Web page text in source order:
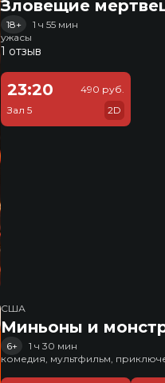
Зловещие
18+
1 ч 55 мин
ужасы
1 отзыв
23:20
Зал 5
490 руб.
2D
США
Миньоны и
6+
1 ч 30 мин
комедия, мультфильм,